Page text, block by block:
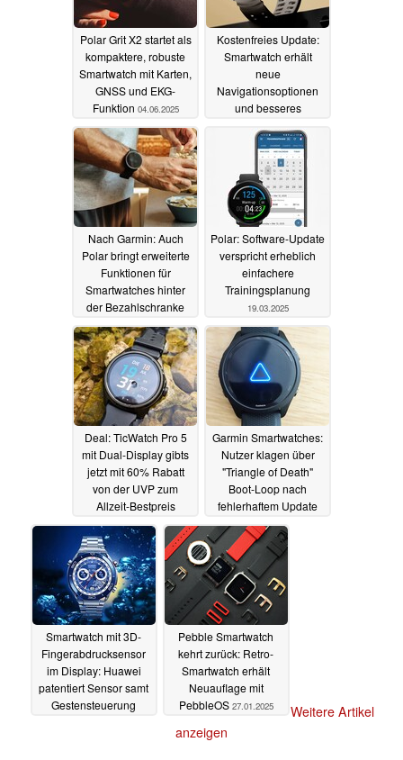
Polar Grit X2 startet als
kompaktere, robuste
Smartwatch mit Karten,
GNSS und EKG-
Funktion 04.06.2025
Kostenfreies Update:
Smartwatch erhält
neue
Navigationsoptionen
und besseres
02.06.2025
Nach Garmin: Auch
Polar bringt erweiterte
Funktionen für
Smartwatches hinter
der Bezahlschranke
11.04.2025
Polar: Software-Update
verspricht erheblich
einfachere
Trainingsplanung
19.03.2025
Deal: TicWatch Pro 5
mit Dual-Display gibts
jetzt mit 60% Rabatt
von der UVP zum
Allzeit-Bestpreis
29.01.2025
Garmin Smartwatches:
Nutzer klagen über
"Triangle of Death"
Boot-Loop nach
fehlerhaftem Update
28.01.2025
Smartwatch mit 3D-
Fingerabdrucksensor
im Display: Huawei
patentiert Sensor samt
Gestensteuerung
Pebble Smartwatch
kehrt zurück: Retro-
Smartwatch erhält
Neuauflage mit
PebbleOS 27.01.2025
Weitere Artikel
anzeigen